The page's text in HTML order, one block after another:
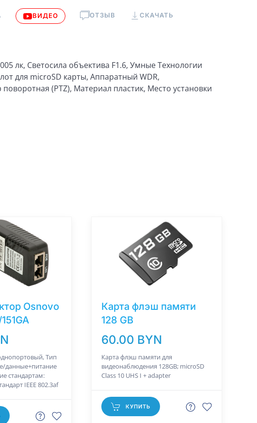
ВИДЕО ОТЗЫВ СКАЧАТЬ
лк, Светосила объектива F1.6, Умные Технологии
для microSD карты, Аппаратный WDR,
(PTZ), Материал пластик, Место установки
Osnovo
Тип
данные+питание
стандартам:
IEEE 802.3af
Карта флэш памяти
128 GB
60.00 BYN
Карта флэш памяти для
видеонаблюдения 128GB; microSD
Class 10 UHS I + adapter
КУПИТЬ